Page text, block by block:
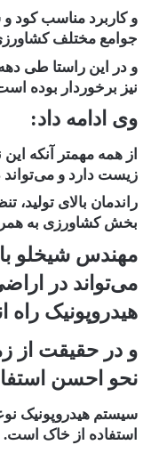
و کاربرد مناسب کود
جوامع مختلف
و در این راستا طی
نیز برخوردار بوده
وی ادامه داد:
از همه مهمتر آنکه
زیست دارد و می‌تواند
راندمان بالای تولید،
بخش کشاورزی به
مهندس شیخلو
می‌تواند در
هیدروپونیک راه
و در حقیقت از
نحو احسن
سیستم هیدروپونیک
استفاده از خاک است.